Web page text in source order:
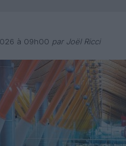
à 09h00 par Joël Ricci